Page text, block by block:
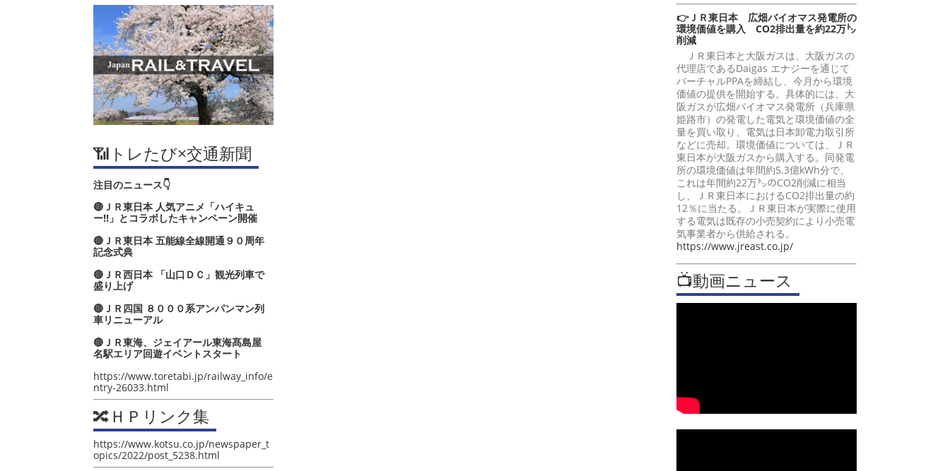
📶トレたび×交通新聞
注目のニュース👇
🔴ＪＲ東日本 人気アニメ「ハイキュ
ー‼」とコラボしたキャンペーン開催
🔴ＪＲ東日本 五能線全線開通９０周年
記念式典
🔴ＪＲ西日本 「山口ＤＣ」観光列車で
盛り上げ
🔴ＪＲ四国 ８０００系アンパンマン列
車リニューアル
🔴ＪＲ東海、ジェイアール東海髙島屋
名駅エリア回遊イベントスタート
https://www.toretabi.jp/railway_info/e
ntry-26033.html
🔀ＨＰリンク集
https://www.kotsu.co.jp/newspaper_t
opics/2022/post_5238.html
👉ＪＲ東日本 広畑バイオマス発電所の
環境価値を購入 CO2排出量を約22万㌧
削減
ＪＲ東日本と大阪ガスは、大阪ガスの
代理店であるDaigas エナジーを通じて
バーチャルPPAを締結し、今月から環境
価値の提供を開始する。具体的には、大
阪ガスが広畑バイオマス発電所（兵庫県
姫路市）の発電した電気と環境価値の全
量を買い取り、電気は日本卸電力取引所
などに売却。環境価値については、ＪＲ
東日本が大阪ガスから購入する。同発電
所の環境価値は年間約5.3億kWh分で、
これは年間約22万㌧のCO2削減に相当
し、ＪＲ東日本におけるCO2排出量の約
12％に当たる。ＪＲ東日本が実際に使用
する電気は既存の小売契約により小売電
気事業者から供給される。
https://www.jreast.co.jp/
📺動画ニュース